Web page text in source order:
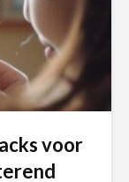
voor